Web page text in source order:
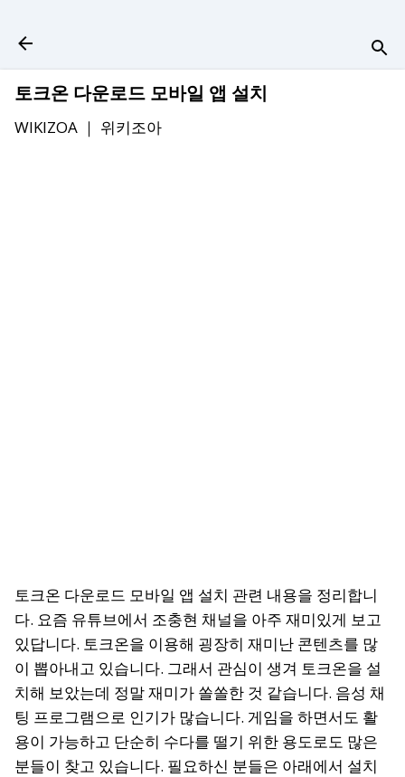
토크온 다운로드 모바일 앱 설치
WIKIZOA ｜ 위키조아
토크온 다운로드 모바일 앱 설치 관련 내용을 정리합니
다. 요즘 유튜브에서 조충현 채널을 아주 재미있게 보고
있답니다. 토크온을 이용해 굉장히 재미난 콘텐츠를 많
이 뽑아내고 있습니다. 그래서 관심이 생겨 토크온을 설
치해 보았는데 정말 재미가 쏠쏠한 것 같습니다. 음성 채
팅 프로그램으로 인기가 많습니다. 게임을 하면서도 활
용이 가능하고 단순히 수다를 떨기 위한 용도로도 많은
분들이 찾고 있습니다. 필요하신 분들은 아래에서 설치